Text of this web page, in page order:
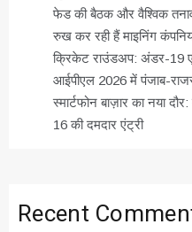
फेड की बैठक और वैश्विक
रुख कर रही हैं माइनिंग
क्रिकेट राउंडअप: अंडर-19
आईपीएल 2026 में पंजाब-
स्मार्टफोन बाज़ार का नया
16 की दमदार एंट्री
Recent